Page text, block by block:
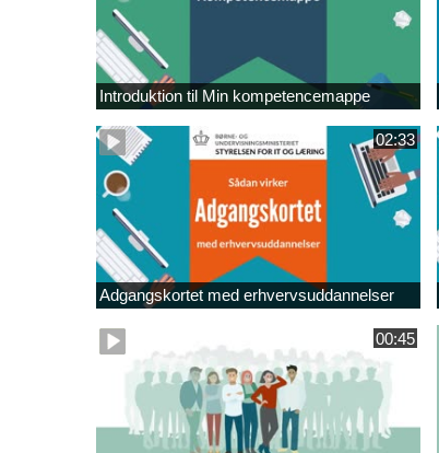
Introduktion til Min kompetencemappe
02:33
Adgangskortet med erhvervsuddannelser
00:45